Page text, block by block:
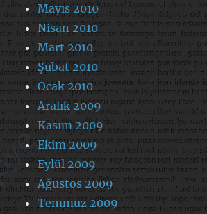
Mayıs 2010
Nisan 2010
Mart 2010
Şubat 2010
Ocak 2010
Aralık 2009
Kasım 2009
Ekim 2009
Eylül 2009
Ağustos 2009
Temmuz 2009